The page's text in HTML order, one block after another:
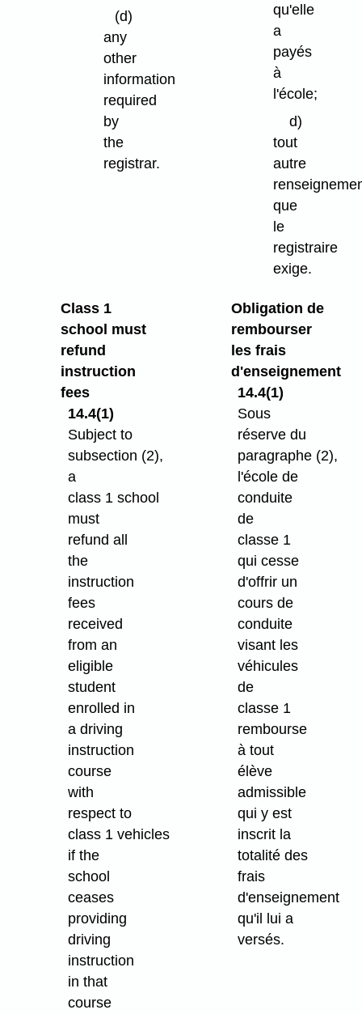
(d)
any
other
information
required
by
the
registrar.
qu'elle
a
payés
à
l'école;
d)
tout
autre
que
le
registraire
exige.
Class 1
school must
refund
instruction
fees
14.4(1)
Subject to
subsection (2),
a
class 1 school
must
refund all
the
instruction
fees
received
from an
eligible
student
enrolled in
a driving
instruction
course
with
respect to
class 1 vehicles
if the
school
ceases
providing
driving
instruction
in that
course
Obligation de
rembourser
les frais
d'enseignement
14.4(1)
Sous
réserve du
paragraphe (2),
l'école de
conduite
de
classe 1
qui cesse
d'offrir un
cours de
conduite
visant les
véhicules
de
classe 1
rembourse
à tout
élève
admissible
qui y est
inscrit la
totalité des
frais
d'enseignement
qu'il lui a
versés.